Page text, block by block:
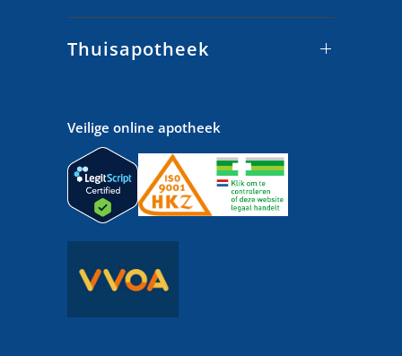
Thuisapotheek
Veilige online apotheek